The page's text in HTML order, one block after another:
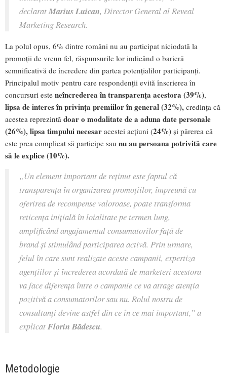
declaratMarius Luican, Director General al Reveal
Marketing Research.
La polul opus, 6% dintre români nu au participat niciodată la
promoții de vreun fel, răspunsurile lor indicând o barieră
semnificativă de încredere din partea potențialilor participanți.
Principalul motiv pentru care respondenții evită înscrierea în
concursuri este neîncrederea în transparența acestora (39%),
lipsa de interes în privința premiilor în general (32%), credința că
acestea reprezintă doar o modalitate de a aduna date personale
(26%),lipsa timpului necesar acestei acțiuni (24%) și părerea că
este prea complicat să participe sau nu au persoana potrivită care
să le explice (10%).
„Un element important de reținut este faptul că
transparența în organizarea promoțiilor, împreună cu
oferirea de recompense valoroase, poate transforma
reticența inițială în loialitate pe termen lung,
amplificând angajamentul consumatorilor față de
brand și stimulând participarea activă. Prin urmare,
felul în care sunt realizate aceste campanii, expertiza
agențiilor și încrederea acordată de marketeri acestora
va face diferența între o campanie ce va atrage atenția
pozitivă a consumatorilor sau nu. Rolul nostru de
consultanți devine astfel din ce în ce mai important,” a
explicatFlorin Bădescu.
Metodologie